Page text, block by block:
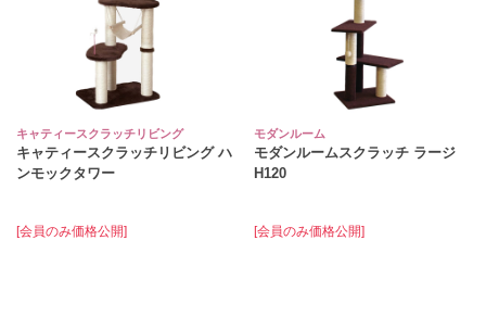
キャティースクラッチリビング
キャティースクラッチリビング ハ
ンモックタワー
[会員のみ価格公開]
モダンルーム
モダンルームスクラッチ ラージ
H120
[会員のみ価格公開]